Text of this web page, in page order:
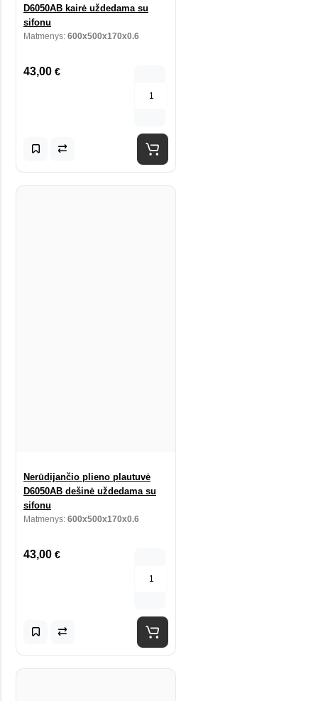
D6050AB kairė uždedama su
sifonu
Matmenys: 600x500x170x0.6
43,00 €
Nerūdijančio plieno plautuvė
D6050AB dešinė uždedama su
sifonu
Matmenys: 600x500x170x0.6
43,00 €